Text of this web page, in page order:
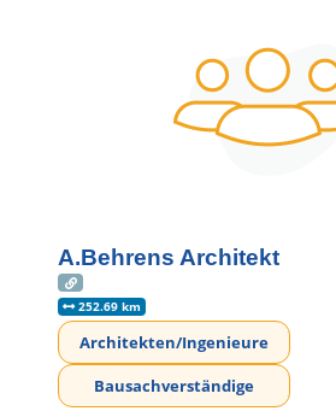
A.Behrens Architekt
252.69 km
Architekten/Ingenieure
Bausachverständige